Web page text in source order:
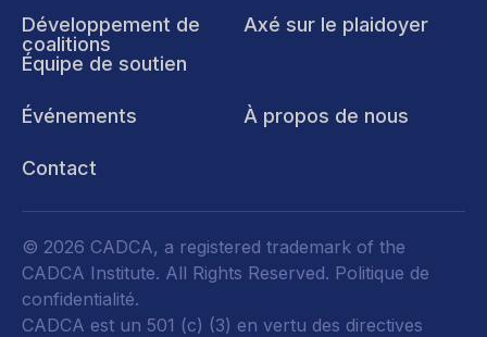
Développement de
coalitions
Équipe de soutien
Axé sur le plaidoyer
Événements À propos de nous
Contact
© 2026 CADCA, a registered trademark of the
CADCA Institute. All Rights Reserved. Politique de
confidentialité.
CADCA est un 501 (c) (3) en vertu des directives